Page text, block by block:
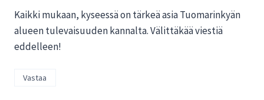
Kaikki mukaan, kyseessä on tärkeä asia Tuomarinkyän
alueen tulevaisuuden kannalta. Välittäkää viestiä
eddelleen!
Vastaa